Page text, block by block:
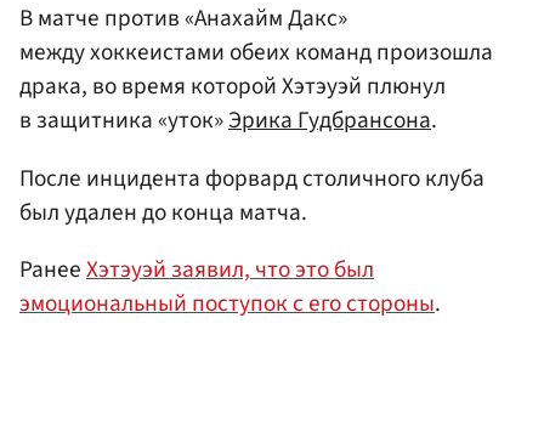
В матче против «Анахайм Дакс»
между хоккеистами обеих команд произошла
драка, во время которой Хэтэуэй плюнул
в защитника «уток»Эрика Гудбрансона.
После инцидента форвард столичного клуба
был удален до конца матча.
РанееХэтэуэй заявил, что это был
эмоциональный поступок с его стороны.